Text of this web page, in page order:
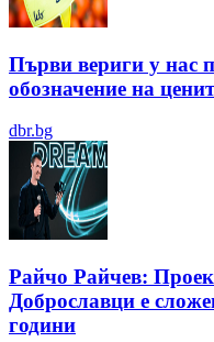
Първи вериги у нас
обозначение на
dbr.bg
Райчо Райчев:
Доброславци е
години